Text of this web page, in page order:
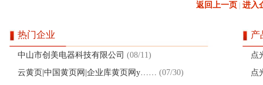
返回上一页 进入
热门企业
中山市创美电器科技有限公司 (08/11)
云黄页|中国黄页网|企业库黄页网y…… (07/30)
产
点
点